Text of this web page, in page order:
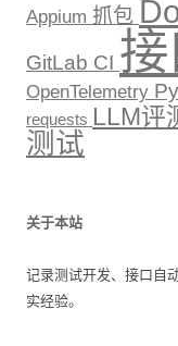
Appium 抓包
GitLab CI
OpenTelemetry
requests LLM评
测试
关于本站
记录测试开发、接口自
实经验。